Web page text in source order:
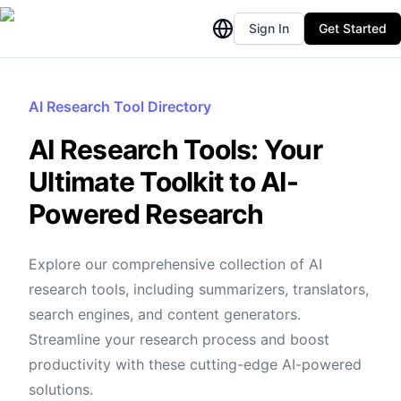
Sign In Get Started
AI Research Tool Directory
AI Research Tools: Your
Ultimate Toolkit to AI-
Powered Research
Explore our comprehensive collection of AI
research tools, including summarizers, translators,
search engines, and content generators.
Streamline your research process and boost
productivity with these cutting-edge AI-powered
solutions.